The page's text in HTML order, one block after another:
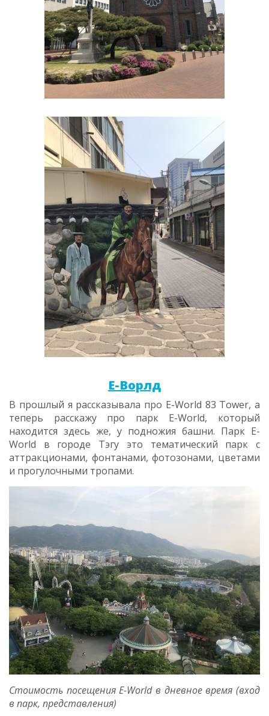
Е-Ворлд
В прошлый я рассказывала про E-World 83 Tower, а
теперь расскажу про парк E-World, который
находится здесь же, у подножия башни. Парк E-
World в городе Тэгу это тематический парк с
аттракционами, фонтанами, фотозонами, цветами
и прогулочными тропами.
Стоимость посещения E-World в дневное время (вход
в парк, представления)